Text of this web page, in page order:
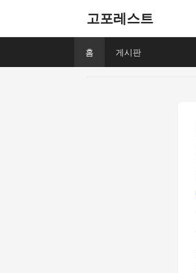
고포레스트
홈 게시판